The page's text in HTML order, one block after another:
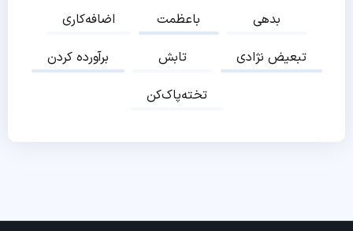
اضافه‌کاری
باعظمت
بدهی
برآورده کردن
تابش
تبعیض نژادی
تخته‌پاک‌کن